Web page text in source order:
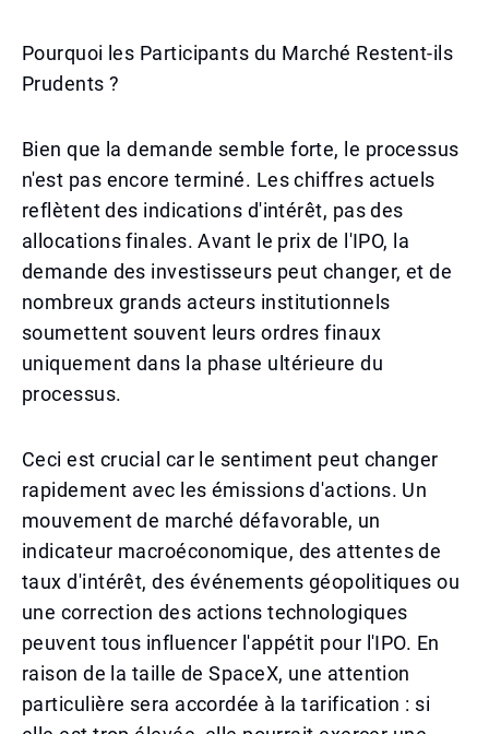
Pourquoi les Participants du Marché Restent-ils
Prudents ?
Bien que la demande semble forte, le processus
n'est pas encore terminé. Les chiffres actuels
reflètent des indications d'intérêt, pas des
allocations finales. Avant le prix de l'IPO, la
demande des investisseurs peut changer, et de
nombreux grands acteurs institutionnels
soumettent souvent leurs ordres finaux
uniquement dans la phase ultérieure du
processus.
Ceci est crucial car le sentiment peut changer
rapidement avec les émissions d'actions. Un
mouvement de marché défavorable, un
indicateur macroéconomique, des attentes de
taux d'intérêt, des événements géopolitiques ou
une correction des actions technologiques
peuvent tous influencer l'appétit pour l'IPO. En
raison de la taille de SpaceX, une attention
particulière sera accordée à la tarification : si